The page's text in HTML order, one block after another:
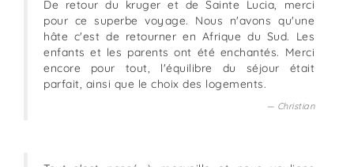
De retour du kruger et de Sainte Lucia, merci
pour ce superbe voyage. Nous n'avons qu'une
hâte c'est de retourner en Afrique du Sud. Les
enfants et les parents ont été enchantés. Merci
encore pour tout, l'équilibre du séjour était
parfait, ainsi que le choix des logements.
Christian